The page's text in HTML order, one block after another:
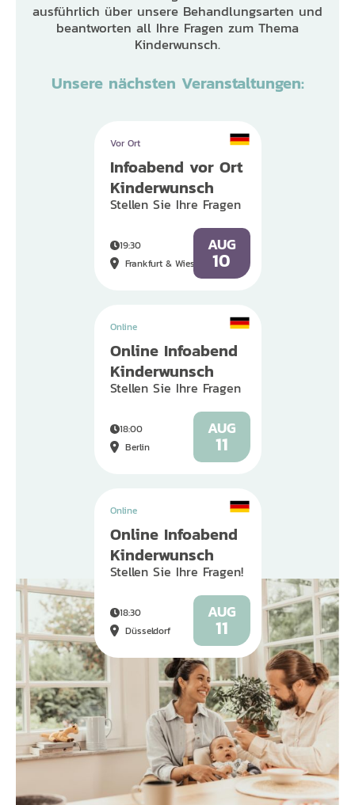
ausführlich über unsere Behandlungsarten und
beantworten all Ihre Fragen zum Thema
Kinderwunsch.
Unsere nächsten Veranstaltungen:
Vor Ort
Infoabend vor Ort
Kinderwunsch
Stellen Sie Ihre Fragen
19:30
Frankfurt & Wiesbaden
AUG
10
Online
Online Infoabend
Kinderwunsch
Stellen Sie Ihre Fragen
18:00
Berlin
AUG
11
Online
Online Infoabend
Kinderwunsch
Stellen Sie Ihre Fragen!
18:30
Düsseldorf
AUG
11